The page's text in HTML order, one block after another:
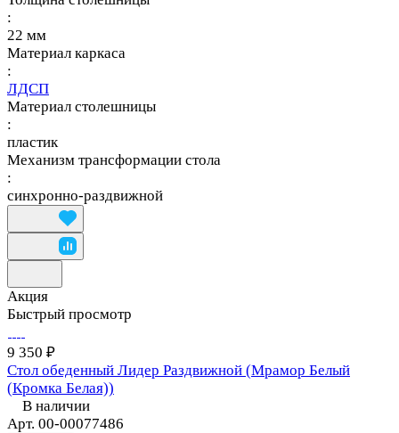
:
22 мм
Материал каркаса
:
ЛДСП
Материал столешницы
:
пластик
Механизм трансформации стола
:
синхронно-раздвижной
Акция
Быстрый просмотр
9 350 ₽
Стол обеденный Лидер Раздвижной (Мрамор Белый
(Кромка Белая))
В наличии
Арт. 00-00077486